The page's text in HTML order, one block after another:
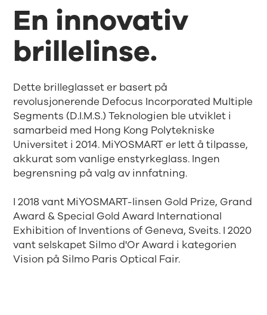
En innovativ
brillelinse.
Dette brilleglasset er basert på
revolusjonerende Defocus Incorporated Multiple
Segments (D.I.M.S.) Teknologien ble utviklet i
samarbeid med Hong Kong Polytekniske
Universitet i 2014. MiYOSMART er lett å tilpasse,
akkurat som vanlige enstyrkeglass. Ingen
begrensning på valg av innfatning.
I 2018 vant MiYOSMART-linsen Gold Prize, Grand
Award & Special Gold Award International
Exhibition of Inventions of Geneva, Sveits. I 2020
vant selskapet Silmo d'Or Award i kategorien
Vision på Silmo Paris Optical Fair.